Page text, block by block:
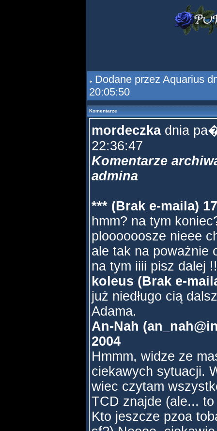
Dodane przez Aquarius
20:05:50
Komentarze
mordeczka dnia
22:36:47
Komentarze
admina
*** (Brak e-maila)
hmm? na tym
ploooooosze nieee
ale tak na poważnie
na tym iiii pisz dalej !!
koleus (Brak e-
już niedługo cią
Adama.
An-Nah
2004
Hmmm, widze ze
ciekawych sytuacji.
wiec czytam
TCD znajde (ale...
Kto jeszcze pzoa